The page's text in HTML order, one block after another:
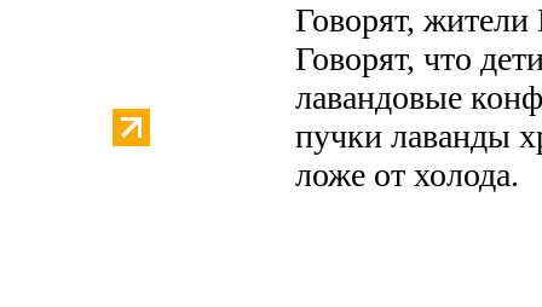
Говорят, жители
Говорят, что
лавандовые
пучки лаванды
ложе от холода.